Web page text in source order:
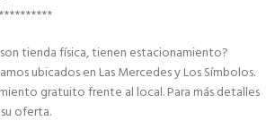
tienda física, tienen estacionamiento?
ubicados en Las Mercedes y Los Símbolos.
gratuito frente al local. Para más detalles
oferta.